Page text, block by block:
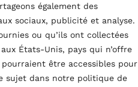
également des
sociaux, publicité et analyse.
ou qu’ils ont collectées
États-Unis, pays qui n’offre
être accessibles pour
sujet dans notre politique de